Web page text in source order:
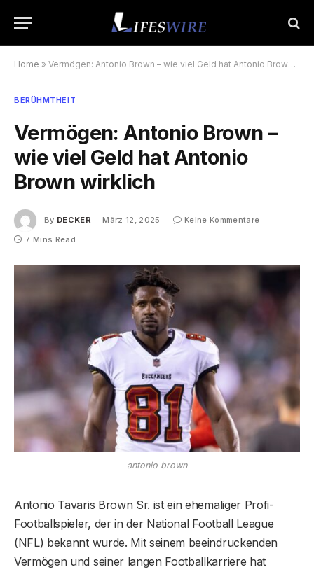
Home » Vermögen: Antonio Brown – wie viel Geld hat Antonio Brown wirklich
BERÜHMTHEIT
Vermögen: Antonio Brown –
wie viel Geld hat Antonio
Brown wirklich
By DECKER März 12, 2025
Keine Kommentare
7 Mins Read
antonio brown
Antonio Tavaris Brown Sr. ist ein ehemaliger Profi-
Footballspieler, der in der National Football League
(NFL) bekannt wurde. Mit seinem beeindruckenden
Vermögen und seiner langen Footballkarriere hat